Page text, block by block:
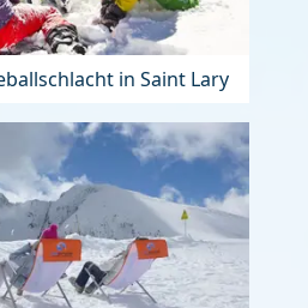
in Saint Lary